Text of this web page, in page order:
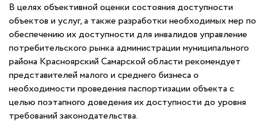
В целях объективной оценки состояния доступности
объектов и услуг, а также разработки необходимых мер по
обеспечению их доступности для инвалидов управление
потребительского рынка администрации муниципального
района Красноярский Самарской области рекомендует
представителей малого и среднего бизнеса о
необходимости проведения паспортизации объекта с
целью поэтапного доведения их доступности до уровня
требований законодательства.